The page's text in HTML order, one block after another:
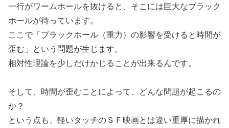
一行がワームホールを抜けると、そこには巨大なブラック
ホールが待っています。
ここで「ブラックホール（重力）の影響を受けると時間が
歪む」という問題が生じます。
相対性理論を少しだけかじることが出来るんです。
そして、時間が歪むことによって、どんな問題が起こるの
か？
という点も、軽いタッチのＳＦ映画とは違い重厚に描かれ